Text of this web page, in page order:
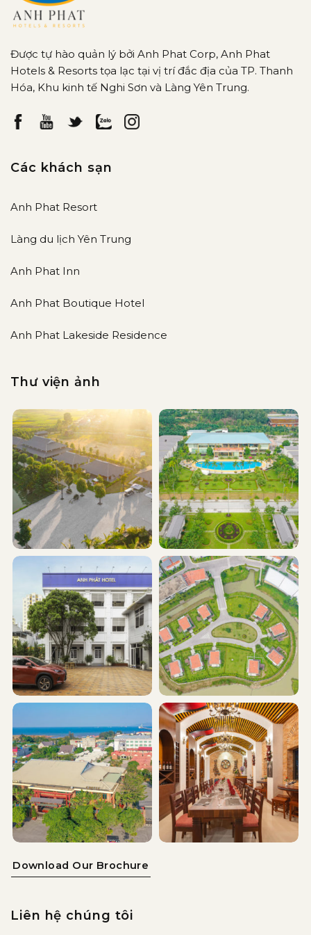
Được tự hào quản lý bởi Anh Phat Corp, Anh Phat
Hotels & Resorts tọa lạc tại vị trí đắc địa của TP. Thanh
Hóa, Khu kinh tế Nghi Sơn và Làng Yên Trung.
Các khách sạn
Anh Phat Resort
Làng du lịch Yên Trung
Anh Phat Inn
Anh Phat Boutique Hotel
Anh Phat Lakeside Residence
Thư viện ảnh
Download Our Brochure
Liên hệ chúng tôi